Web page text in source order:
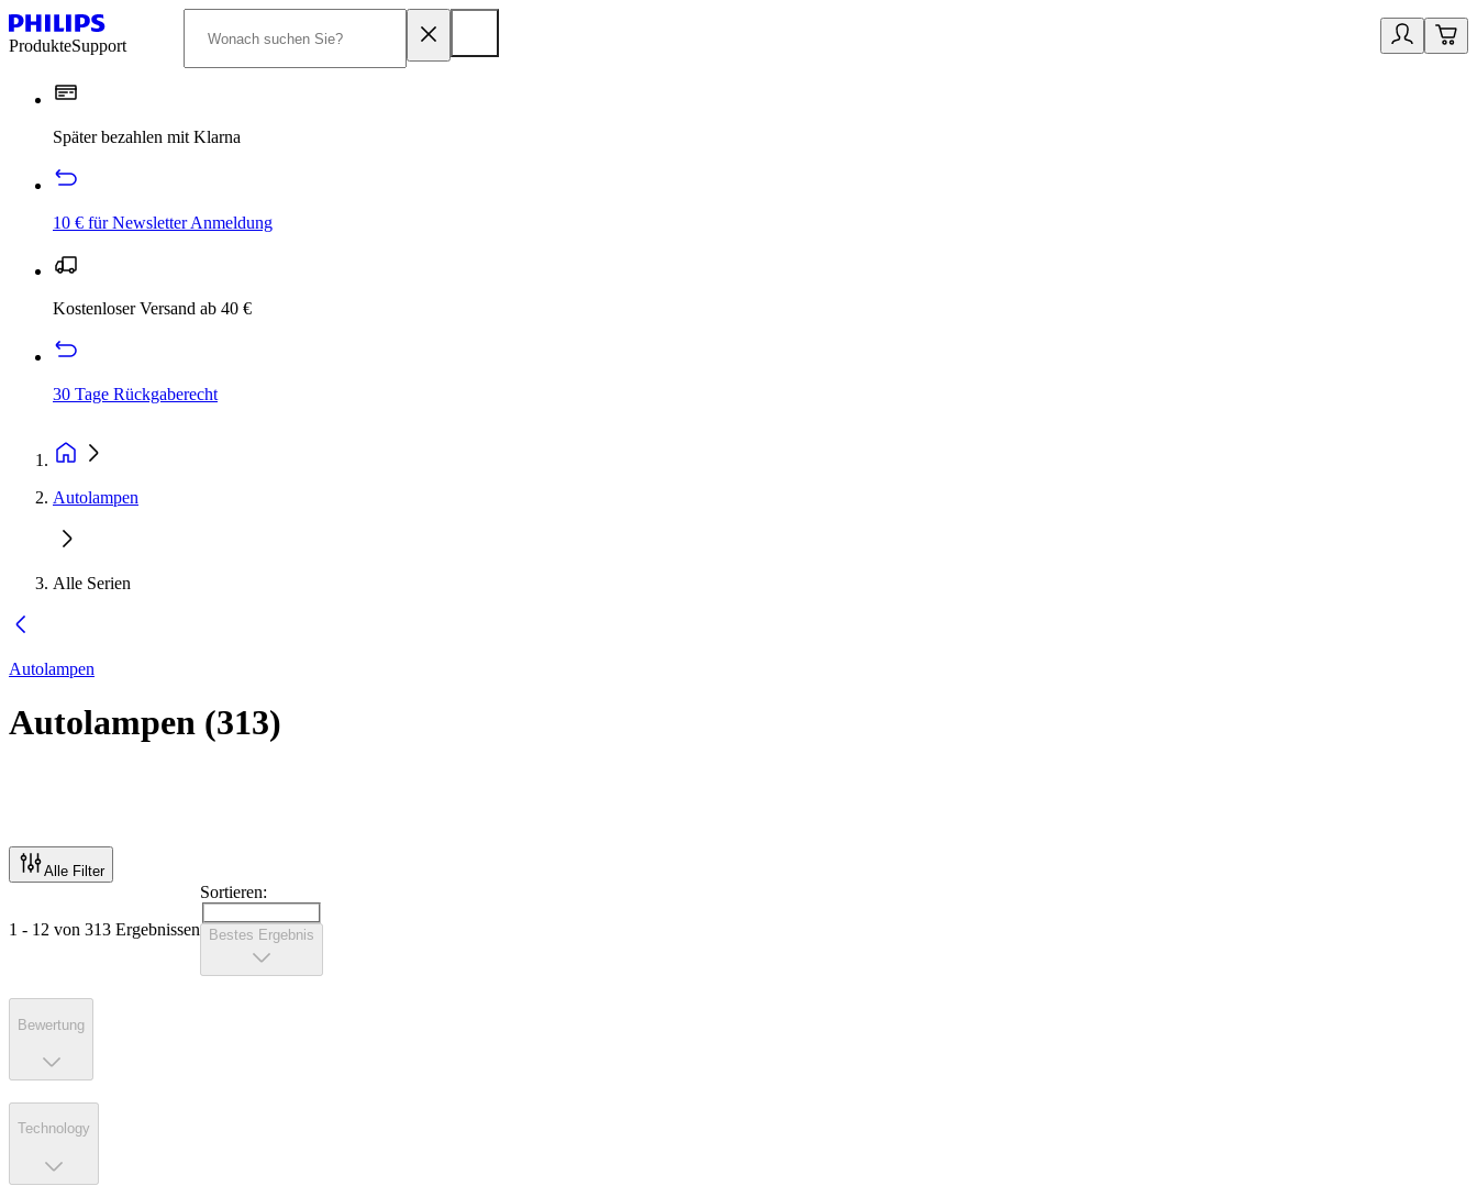
ProdukteSupport
Später bezahlen mit Klarna
10 € für Newsletter Anmeldung
Kostenloser Versand ab 40 €
30 Tage Rückgaberecht
Autolampen
Alle Serien
Autolampen
Autolampen (313)
Alle Filter
1 - 12 von 313 Ergebnissen
Sortieren:
Bestes Ergebnis
Bewertung
Technology